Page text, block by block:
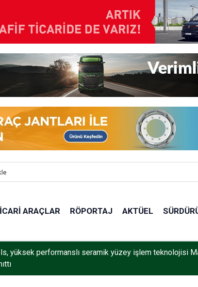
ARAÇLAR RÖPORTAJ AKTÜEL
yüksek performanslı seramik yüzey işlem teknolojisi